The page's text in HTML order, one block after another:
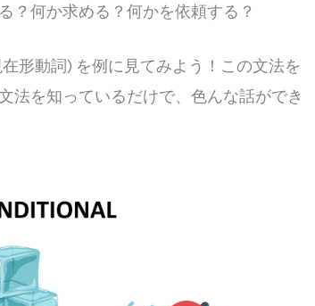
？何か求める？何かを依頼する？
形動詞) を例に見てみよう！この文法を
法を知っているだけで、色んな話ができ